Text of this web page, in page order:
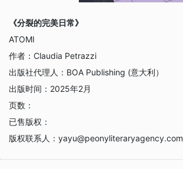
《分裂的完美日常》
ATOMI
作者： Claudia Petrazzi
出版社代理人： BOA Publishing (意大利）
出版时间： 2025年2月
页数：
已售版权：
版权联系人： yayu@peonyliteraryagency.com